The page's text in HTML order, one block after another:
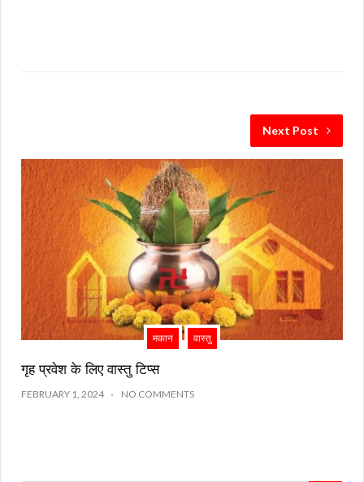
Next Post
मकान वास्तु
गृह प्रवेश के लिए वास्तु टिप्स
FEBRUARY 1, 2024 NO COMMENTS